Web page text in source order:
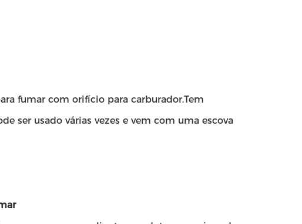
fumar com orifício para carburador.Tem
ser usado várias vezes e vem com uma escova